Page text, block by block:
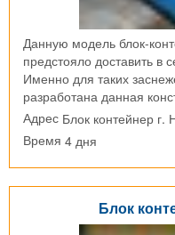
Данную модель блок-
предстояло доставить в
Именно для таких
разработана данная
Адрес Блок контейнер г.
Время 4 дня
Блок